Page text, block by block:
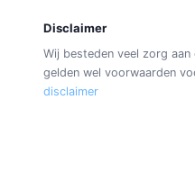
Disclaimer
Wij besteden veel zorg
gelden wel voorwaarden
disclaimer